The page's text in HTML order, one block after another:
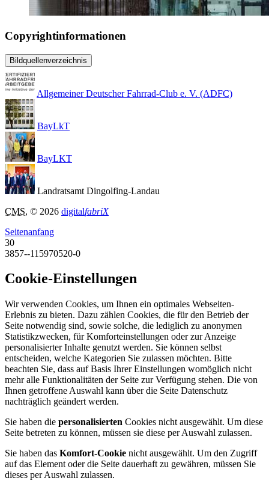
Copyrightinformationen
Bildquellenverzeichnis
Allgemeiner Deutscher Fahrrad-Club e. V. (ADFC)
BayLkT
BayLKT
Landratsamt Dingolfing-Landau
CMS, © 2026 digitalfabriX
Seitenanfang
30
3857--115970520-0
Cookie-Einstellungen
Wir verwenden Cookies, um Ihnen ein optimales Webseiten-
Erlebnis zu bieten. Dazu zählen Cookies, die für den Betrieb der
Seite notwendig sind, sowie solche, die lediglich zu anonymen
Statistikzwecken, für Komforteinstellungen oder zur Anzeige
personalisierter Inhalte genutzt werden. Sie können selbst
entscheiden, welche Kategorien Sie zulassen möchten. Bitte
beachten Sie, dass auf Basis Ihrer Einstellungen womöglich nicht
mehr alle Funktionalitäten der Seite zur Verfügung stehen. Die von
Ihnen getroffene Auswahl kann über die Seite Datenschutz
nachträglich geändert werden.
Sie haben die personalisierten Cookies nicht ausgewählt. Um diese
Seite betreten zu können, müssen sie diese per Auswahl zulassen.
Sie haben das Komfort-Cookie nicht ausgewählt. Um den Zugriff
auf das Element oder die Seite dauerhaft zu gewähren, müssen Sie
dieses per Auswahl zulassen.